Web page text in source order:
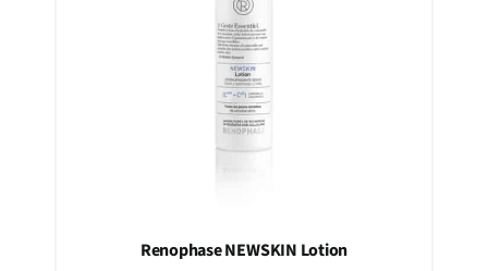
Renophase NEWSKIN Lotion